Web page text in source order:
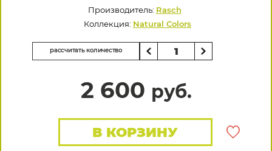
Производитель: Rasch
Коллекция: Natural Colors
рассчитать количество
2 600 руб.
В КОРЗИНУ